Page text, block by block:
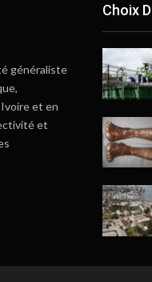
généraliste
et en
et
Choix